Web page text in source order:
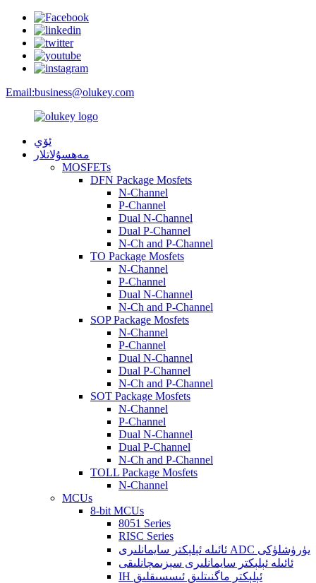
Email:business@olukey.com
ئۆي
مەھسۇلاتلار
MOSFETs
DFN Package Mosfets
N-Channel
P-Channel
Dual N-Channel
Dual P-Channel
N-Ch and P-Channel
TO Package Mosfets
N-Channel
P-Channel
Dual N-Channel
N-Ch and P-Channel
SOP Package Mosfets
N-Channel
P-Channel
Dual N-Channel
Dual P-Channel
N-Ch and P-Channel
SOT Package Mosfets
N-Channel
P-Channel
Dual N-Channel
Dual P-Channel
N-Ch and P-Channel
TOLL Package Mosfets
N-Channel
MCUs
8-bit MCUs
8051 Series
RISC Series
ئائىلە ئېلېكتر سايمانلىرى ADC يۈرۈشلۈكى
ئائىلە ئېلېكتر سايمانلىرى سېزىمچانلىقى
IH ئېلېكتر ماگنىتلىق ئىسسىقلىق